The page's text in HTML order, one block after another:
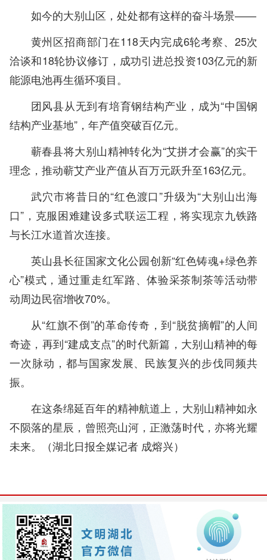
如今的大别山区，处处都有这样的奋斗场景——
黄州区招商部门在118天内完成6轮考察、25次
洽谈和18轮协议修订，成功引进总投资103亿元的新
能源电池再生循环项目。
团风县从无到有培育钢结构产业，成为“中国钢
结构产业基地”，年产值突破百亿元。
蕲春县将大别山精神转化为“艾拼才会赢”的实干
理念，推动蕲艾产业产值从百万元跃升至163亿元。
武穴市将昔日的“红色渡口”升级为“大别山出海
口”，克服困难建设多式联运工程，将实现京九铁路
与长江水道首次连接。
英山县长征国家文化公园创新“红色铸魂+绿色养
心”模式，通过重走红军路、体验采茶制茶等活动带
动周边民宿增收70%。
从“红旗不倒”的革命传奇，到“脱贫摘帽”的人间
奇迹，再到“建成支点”的时代新篇，大别山精神的每
一次脉动，都与国家发展、民族复兴的步伐同频共
振。
在这条绵延百年的精神航道上，大别山精神如永
不陨落的星辰，曾照亮山河，正激荡时代，亦将光耀
未来。（湖北日报全媒记者 成熔兴）